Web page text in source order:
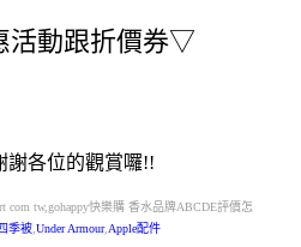
活動跟折價券▽
謝各位的觀賞囉!!
tw,gohappy快樂購 香水品牌ABCDE評價怎
季被 Under Armour, Apple配件